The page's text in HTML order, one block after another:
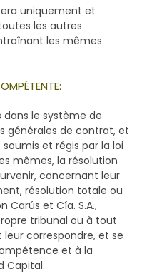
uniquement et
les autres
les mêmes
le système de
générales de contrat, et
et régis par la loi
mêmes, la résolution
concernant leur
résolution totale ou
Carús et Cía. S.A.,
tribunal ou à tout
correspondre, et se
et à la
Capital.